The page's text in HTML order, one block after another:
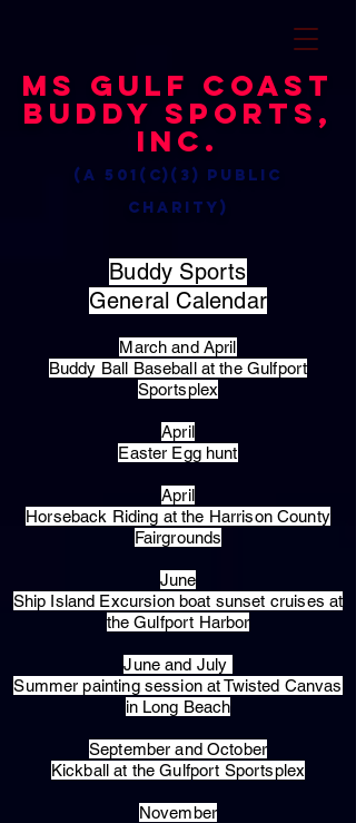
MS Gulf Coast
Buddy Sports,
Inc.
(a 501(c)(3) public
charity)
Buddy Sports
General Calendar
March and April
Buddy Ball Baseball at the Gulfport
Sportsplex
April
Easter Egg hunt
April
Horseback Riding at the Harrison County
Fairgrounds
June
Ship Island Excursion boat sunset cruises at
the Gulfport Harbor
June and July
Summer painting session at Twisted Canvas
in Long Beach
September and October
Kickball at the Gulfport Sportsplex
November